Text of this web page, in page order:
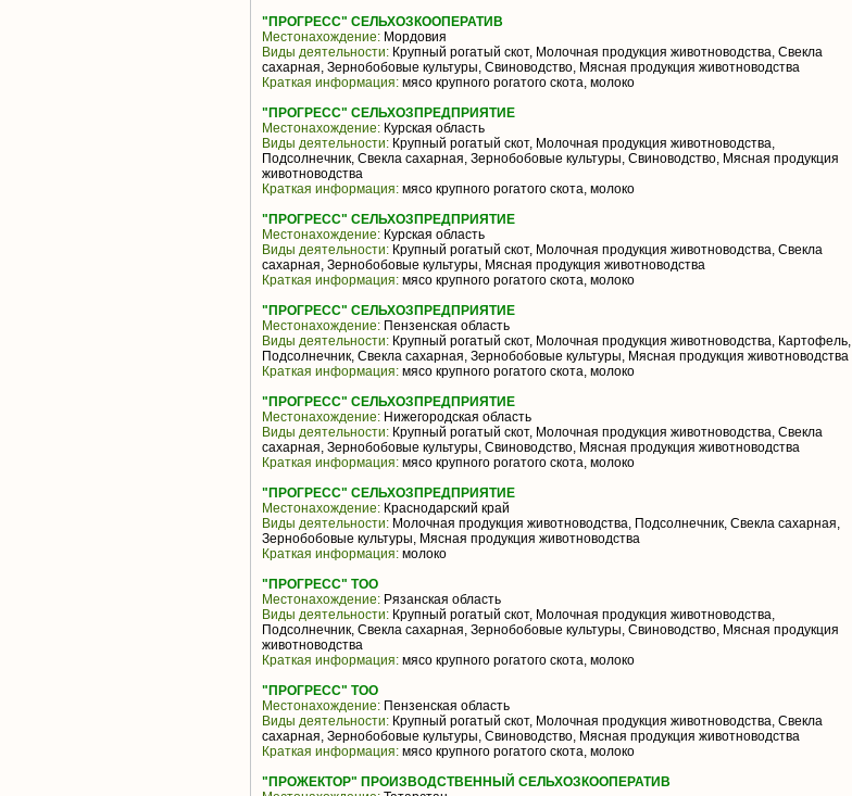
"ПРОГРЕСС" СЕЛЬХОЗКООПЕРАТИВ
Местонахождение: Мордовия
Виды деятельности: Крупный рогатый скот, Молочная продукция животноводства, Свекла
сахарная, Зернобобовые культуры, Свиноводство, Мясная продукция животноводства
Краткая информация: мясо крупного рогатого скота, молоко
"ПРОГРЕСС" СЕЛЬХОЗПРЕДПРИЯТИЕ
Местонахождение: Курская область
Виды деятельности: Крупный рогатый скот, Молочная продукция животноводства,
Подсолнечник, Свекла сахарная, Зернобобовые культуры, Свиноводство, Мясная продукция
животноводства
Краткая информация: мясо крупного рогатого скота, молоко
"ПРОГРЕСС" СЕЛЬХОЗПРЕДПРИЯТИЕ
Местонахождение: Курская область
Виды деятельности: Крупный рогатый скот, Молочная продукция животноводства, Свекла
сахарная, Зернобобовые культуры, Мясная продукция животноводства
Краткая информация: мясо крупного рогатого скота, молоко
"ПРОГРЕСС" СЕЛЬХОЗПРЕДПРИЯТИЕ
Местонахождение: Пензенская область
Виды деятельности: Крупный рогатый скот, Молочная продукция животноводства, Картофель,
Подсолнечник, Свекла сахарная, Зернобобовые культуры, Мясная продукция животноводства
Краткая информация: мясо крупного рогатого скота, молоко
"ПРОГРЕСС" СЕЛЬХОЗПРЕДПРИЯТИЕ
Местонахождение: Нижегородская область
Виды деятельности: Крупный рогатый скот, Молочная продукция животноводства, Свекла
сахарная, Зернобобовые культуры, Свиноводство, Мясная продукция животноводства
Краткая информация: мясо крупного рогатого скота, молоко
"ПРОГРЕСС" СЕЛЬХОЗПРЕДПРИЯТИЕ
Местонахождение: Краснодарский край
Виды деятельности: Молочная продукция животноводства, Подсолнечник, Свекла сахарная,
Зернобобовые культуры, Мясная продукция животноводства
Краткая информация: молоко
"ПРОГРЕСС" ТОО
Местонахождение: Рязанская область
Виды деятельности: Крупный рогатый скот, Молочная продукция животноводства,
Подсолнечник, Свекла сахарная, Зернобобовые культуры, Свиноводство, Мясная продукция
животноводства
Краткая информация: мясо крупного рогатого скота, молоко
"ПРОГРЕСС" ТОО
Местонахождение: Пензенская область
Виды деятельности: Крупный рогатый скот, Молочная продукция животноводства, Свекла
сахарная, Зернобобовые культуры, Свиноводство, Мясная продукция животноводства
Краткая информация: мясо крупного рогатого скота, молоко
"ПРОЖЕКТОР" ПРОИЗВОДСТВЕННЫЙ СЕЛЬХОЗКООПЕРАТИВ